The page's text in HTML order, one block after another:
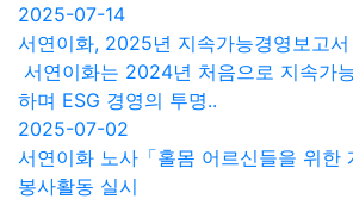
2025-07-14
서연이화, 2025년 지속가능경영보고
서연이화는 2024년 처음으로 지속가
하며 ESG 경영의 투명..
2025-07-02
서연이화 노사「홀몸 어르신들을 위한
봉사활동 실시